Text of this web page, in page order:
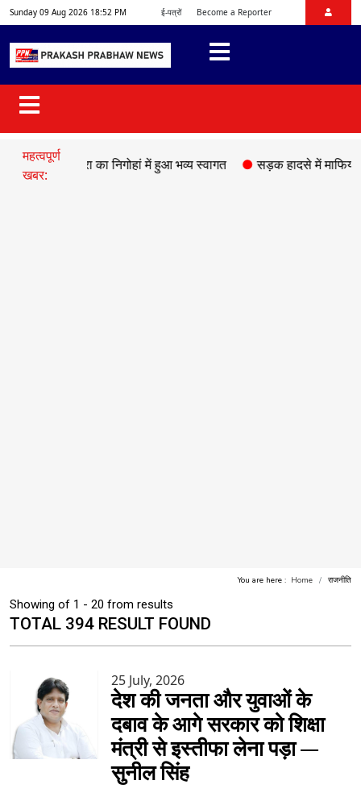
Sunday 09 Aug 2026 18:52 PM ई-पत्रों Become a Reporter
महत्वपूर्ण
खबर:
मिश्रा का निगोहां में हुआ भव्य स्वागत ●सड़क हादसे में माफिया अतीक
You are here : Home राजनीति
Showing of 1 - 20 from results
TOTAL 394 RESULT FOUND
25 July, 2026
देश की जनता और युवाओं के
दबाव के आगे सरकार को शिक्षा
मंत्री से इस्तीफा लेना पड़ा —
सुनील सिंह